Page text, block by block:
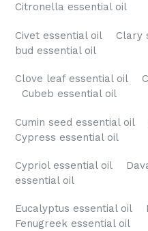
Citronella essential oil
Civet essential oil Clary
bud essential oil
Clove leaf essential oil
Cubeb essential oil
Cumin seed essential
Cypress essential oil
Cypriol essential oil
essential oil
Eucalyptus essential oil
Fenugreek essential oil